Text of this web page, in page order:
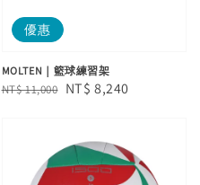
優惠
MOLTEN｜籃球練習架
Regular
NT$ 11,000 Sale
NT$ 8,240